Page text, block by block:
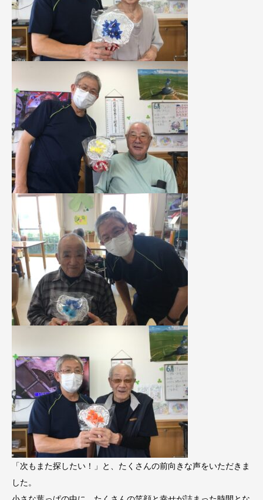
「次もまた探したい！」と、たくさんの前向きな声をいただきま
した。